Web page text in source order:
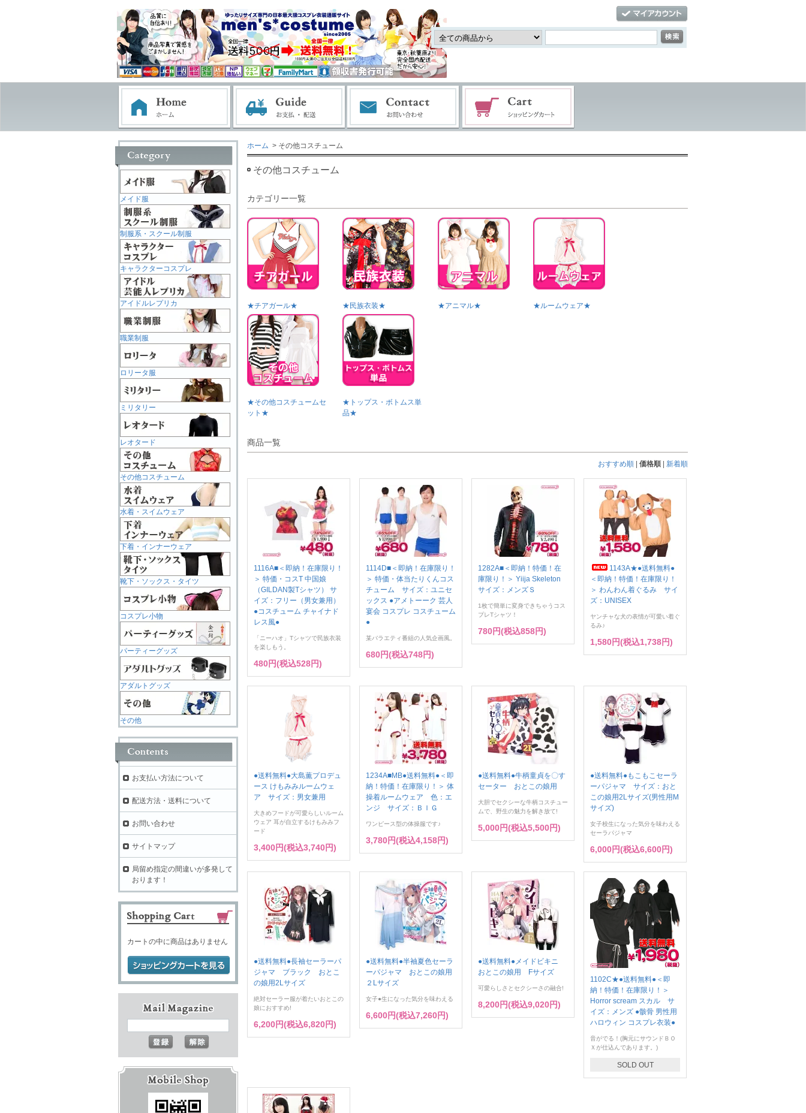
ホーム > その他コスチューム
その他コスチューム
カテゴリー一覧
★チアガール★ ★民族衣装★ ★アニマル★ ★ルームウェア★
★その他コスチュームセ
ット★
★トップス・ボトムス単
品★
商品一覧
おすすめ順 価格順 新着順
1116A■＜即納！在庫限り！
＞ 特価・コスT 中国娘
（GILDAN製Tシャツ） サ
イズ：フリー（男女兼用）
●コスチューム チャイナド
レス風●
「ニーハオ」Tシャツで民族衣装
を楽しもう。
480円(税込528円)
1114D■＜即納！在庫限り！
＞ 特価・体当たりくんコス
チューム サイズ：ユニセ
ックス ●アメトーーク 芸人
宴会 コスプレ コスチューム
●
某バラエティ番組の人気企画風。
680円(税込748円)
1282A■＜即納！特価！在
庫限り！＞ Yiija Skeleton
サイズ：メンズＳ
1枚で簡単に変身できちゃうコス
プレTシャツ！
780円(税込858円)
1143A★●送料無料●
＜即納！特価！在庫限り！
＞ わんわん着ぐるみ サイ
ズ：UNISEX
ヤンチャな犬の表情が可愛い着ぐ
るみ♪
1,580円(税込1,738円)
●送料無料●大島薫プロデュ
ース けもみみルームウェ
ア サイズ：男女兼用
大きめフードが可愛らしいルーム
ウェア 耳が自立するけもみみフ
ード
3,400円(税込3,740円)
1234A■MB●送料無料●＜即
納！特価！在庫限り！＞ 体
操着ルームウェア 色：エ
ンジ サイズ：ＢＩＧ
ワンピース型の体操服です♪
3,780円(税込4,158円)
●送料無料●牛柄童貞を〇す
セーター おとこの娘用
大胆でセクシーな牛柄コスチュー
ムで、野生の魅力を解き放て!
5,000円(税込5,500円)
●送料無料●もこもこセーラ
ーパジャマ サイズ：おと
この娘用2Lサイズ(男性用M
サイズ)
女子校生になった気分を味わえる
セーラパジャマ
6,000円(税込6,600円)
●送料無料●長袖セーラーパ
ジャマ ブラック おとこ
の娘用2Lサイズ
絶対セーラー服が着たいおとこの
娘におすすめ!
6,200円(税込6,820円)
●送料無料●半袖夏色セーラ
ーパジャマ おとこの娘用
２Lサイズ
女子●生になった気分を味わえる
6,600円(税込7,260円)
●送料無料●メイドビキニ
おとこの娘用 Fサイズ
可愛らしさとセクシーさの融合!
8,200円(税込9,020円)
1102C★●送料無料●＜即
納！特価！在庫限り！＞
Horror scream スカル サ
イズ：メンズ ●骸骨 男性用
ハロウィン コスプレ衣装●
音がでる！(胸元にサウンドＢＯ
Ｘが仕込んであります。)
SOLD OUT
メイド服
制服系・スクール制服
キャラクターコスプレ
アイドルレプリカ
職業制服
ロリータ服
ミリタリー
レオタード
その他コスチューム
水着・スイムウェア
下着・インナーウェア
靴下・ソックス・タイツ
コスプレ小物
パーティーグッズ
アダルトグッズ
その他
お支払い方法について
配送方法・送料について
お問い合わせ
サイトマップ
局留め指定の間違いが多発して
おります！
カートの中に商品はありません